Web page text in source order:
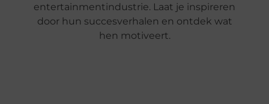
entertainmentindustrie. Laat je inspireren
door hun succesverhalen en ontdek wat
hen motiveert.